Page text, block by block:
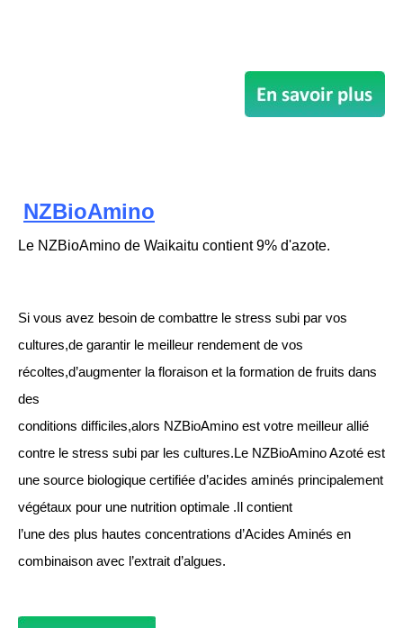
NZBioAmino
Le NZBioAmino de Waikaitu contient 9% d'azote.
Si vous avez besoin de combattre le stress subi par vos
cultures,de garantir le meilleur rendement de vos
récoltes,d’augmenter la floraison et la formation de fruits dans
des
conditions difficiles,alors NZBioAmino est votre meilleur allié
contre le stress subi par les cultures.Le NZBioAmino Azoté est
une source biologique certifiée d’acides aminés principalement
végétaux pour une nutrition optimale .Il contient
l’une des plus hautes concentrations d’Acides Aminés en
combinaison avec l’extrait d’algues.